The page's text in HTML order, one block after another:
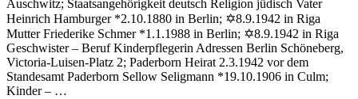
Auschwitz; Staatsangehörigkeit deutsch Religion jüdisch Vater
Heinrich Hamburger *2.10.1880 in Berlin; ✡8.9.1942 in Riga
Mutter Friederike Schmer *1.1.1988 in Berlin; ✡8.9.1942 in Riga
Geschwister – Beruf Kinderpflegerin Adressen Berlin Schöneberg,
Victoria-Luisen-Platz 2; Paderborn Heirat 2.3.1942 vor dem
Standesamt Paderborn Sellow Seligmann *19.10.1906 in Culm;
Kinder – …